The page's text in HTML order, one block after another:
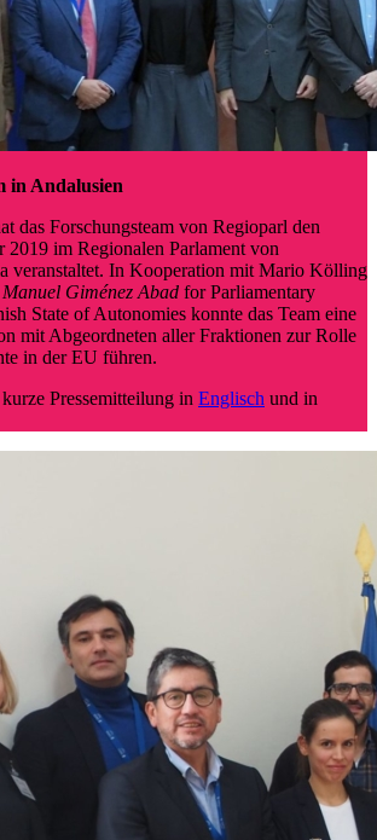
in Andalusien
das Forschungsteam von Regioparl den
2019 im Regionalen Parlament von
veranstaltet. In Kooperation mit Mario Kölling
Manuel Giménez Abad for Parliamentary
State of Autonomies konnte das Team eine
mit Abgeordneten aller Fraktionen zur Rolle
in der EU führen.
Pressemitteilung in Englisch und in